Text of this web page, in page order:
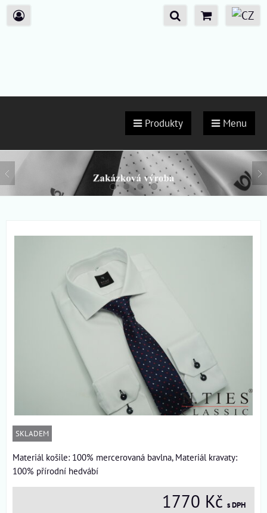
Produkty Menu
SKLADEM
Materiál košile: 100% mercerovaná bavlna, Materiál kravaty:
100% přírodní hedvábí
1770 Kč s DPH